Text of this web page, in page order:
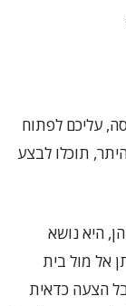
עליכם לפתוח
תוכלו לבצע
היא נושא
אל מול בית
הצעה כדאית